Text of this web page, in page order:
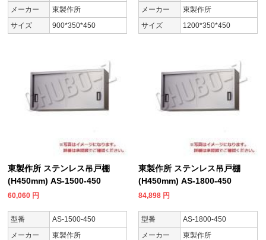
メーカー
東製作所
サイズ
900*350*450
メーカー
東製作所
サイズ
1200*350*450
東製作所 ステンレス吊戸棚
(H450mm) AS-1500-450
60,060 円
型番
AS-1500-450
メーカー
東製作所
東製作所 ステンレス吊戸棚
(H450mm) AS-1800-450
84,898 円
型番
AS-1800-450
メーカー
東製作所